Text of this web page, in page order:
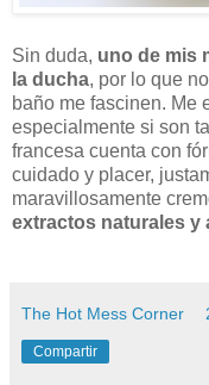
Sin duda, uno de mis
la ducha, por lo que
baño me fascinen. Me
especialmente si son
francesa cuenta con
cuidado y placer,
maravillosamente
extractos naturales y
The Hot Mess Corner
Compartir